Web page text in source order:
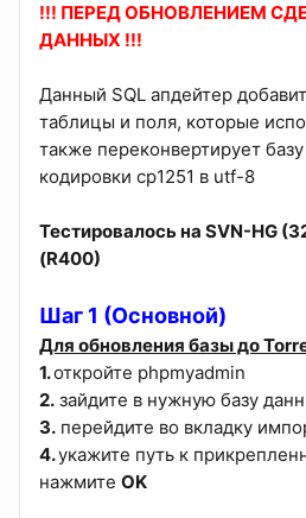
!!! ПЕРЕД ОБНОВЛЕНИЕМ
ДАННЫХ !!!
Данный SQL апдейтер
таблицы и поля, которые
также переконвертирует
кодировки cp1251 в utf-8
Тестировалось на SVN-HG
(R400)
Шаг 1 (Основной)
Для обновления базы до
1.откройте phpmyadmin
2. зайдите в нужную базу
3. перейдите во вкладку
4.укажите путь к
нажмите OK